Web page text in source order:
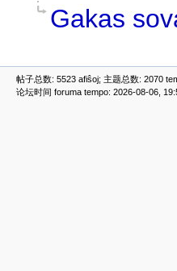
Gakas
帖子总数: 5523 afiŝoj; 主题总数: 2070
论坛时间 foruma tempo: 2026-08-06,